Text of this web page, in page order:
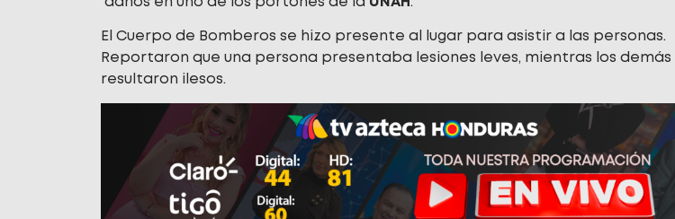
El Cuerpo de Bomberos se hizo presente al lugar para asistir a las personas.
Reportaron que una persona presentaba lesiones leves, mientras los demás
resultaron ilesos.